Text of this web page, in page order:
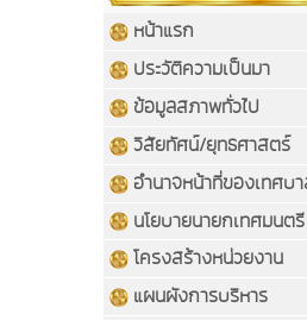
หน้าแรก
ประวัติความเป็นมา
ข้อมูลสภาพทั่วไป
วิสัยทัศน์/ยุทธศาสตร์
อำนาจหน้าที่ของเทศบ
นโยบายนายกเทศมนตรี
โครงสร้างหน่วยงาน
แผนผังการบริหาร